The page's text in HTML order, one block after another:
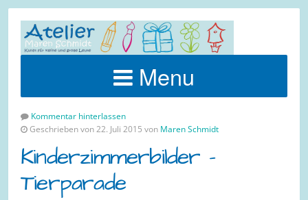
Menu
Kommentar hinterlassen
Geschrieben von 22. Juli 2015 von Maren Schmidt
Kinderzimmerbilder –
Tierparade